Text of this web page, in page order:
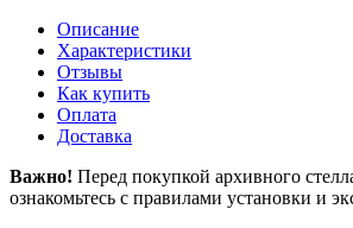
Описание
Характеристики
Отзывы
Как купить
Оплата
Доставка
Важно! Перед покупкой архивного
ознакомьтесь с правилами установки и